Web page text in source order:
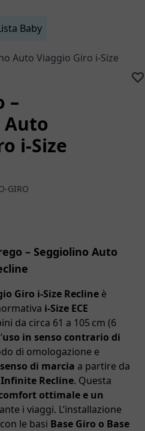
–
Auto
i‑Size
GIRO
Baby
– Seggiolino Auto
Giro i‑Size Recline è
i‑Size ECE
da circa 61 a 105 cm (6
uso in senso contrario di
di omologazione e
di marcia a partire da
Infinite Recline. Questa
ottimale e un
i viaggi. L’installazione
le basi Base Giro o Base